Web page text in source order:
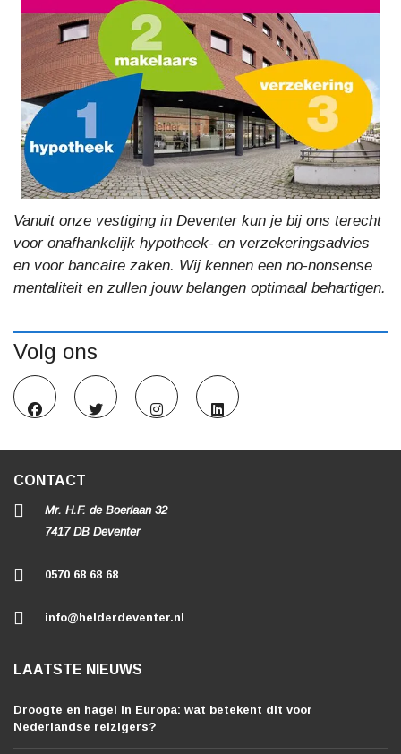
Vanuit onze vestiging in Deventer kun je bij ons terecht
voor onafhankelijk hypotheek- en verzekeringsadvies
en voor bancaire zaken. Wij kennen een no-nonsense
mentaliteit en zullen jouw belangen optimaal behartigen.
Volg ons
CONTACT
Mr. H.F. de Boerlaan 32
7417 DB Deventer
0570 68 68 68
info@helderdeventer.nl
LAATSTE NIEUWS
Droogte en hagel in Europa: wat betekent dit voor
Nederlandse reizigers?